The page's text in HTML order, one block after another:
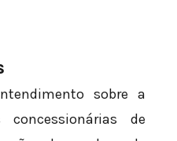
sobre a
concessionárias de